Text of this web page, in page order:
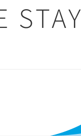
STAY